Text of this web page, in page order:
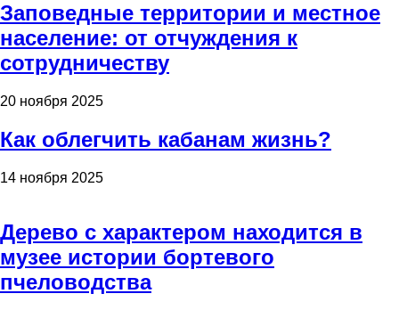
Заповедные территории и местное
население: от отчуждения к
сотрудничеству
20 ноября 2025
Как облегчить кабанам жизнь?
14 ноября 2025
Дерево с характером находится в
музее истории бортевого
пчеловодства